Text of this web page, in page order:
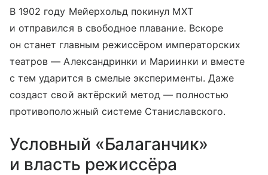
В 1902 году Мейерхольд покинул МХТ
и отправился в свободное плавание. Вскоре
он станет главным режиссёром императорских
театров — Александринки и Мариинки и вместе
с тем ударится в смелые эксперименты. Даже
создаст свой актёрский метод — полностью
противоположный системе Станиславского.
Условный «Балаганчик»
и власть режиссёра